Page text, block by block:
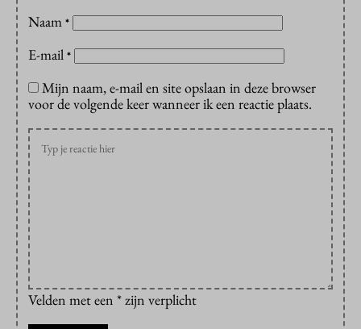
Naam *
E-mail *
Mijn naam, e-mail en site opslaan in deze browser
voor de volgende keer wanneer ik een reactie plaats.
Velden met een * zijn verplicht